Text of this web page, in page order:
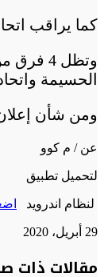
كما يراقب
وتظل
الحسيمة
ومن شأن
عن / م كوو
لتحميل تطبيق
لنظام اندرويد
29 أبريل، 2020
عبر
مقالات ذات